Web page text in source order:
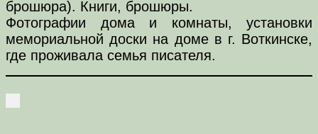
брошюра). Книги, брошюры.
Фотографии дома и комнаты, установки
мемориальной доски на доме в г. Воткинске,
где проживала семья писателя.